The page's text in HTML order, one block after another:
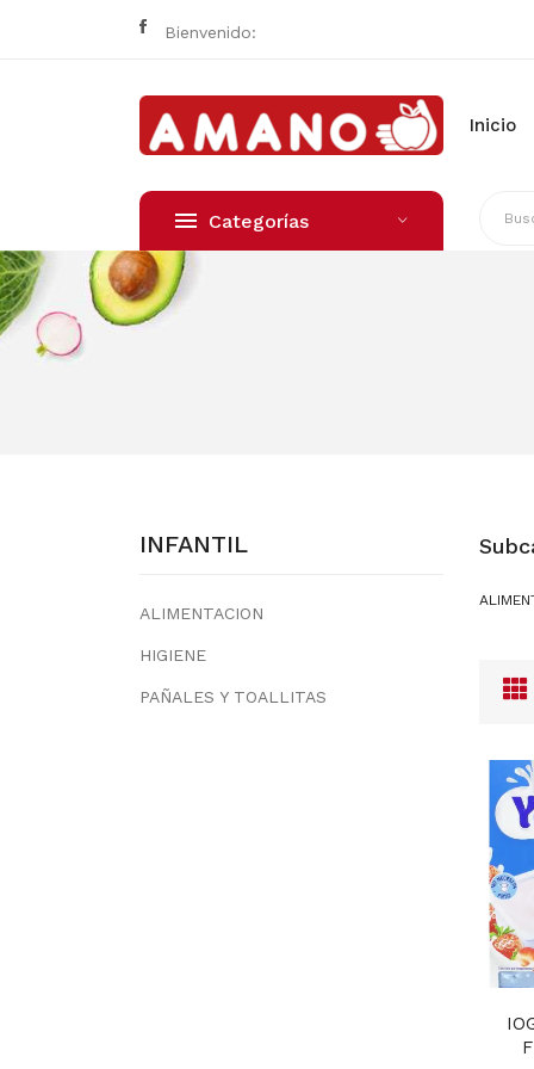
Bienvenido:
Inicio
Categorías
INFANTIL
ALIMENTACION
HIGIENE
PAÑALES Y TOALLITAS